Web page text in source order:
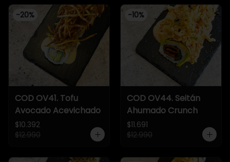
-20%
COD OV41. Tofu
Avocado Acevichado
$10.392
$12.990
-10%
COD OV44. Seitán
Ahumado Crunch
$11.691
$12.990